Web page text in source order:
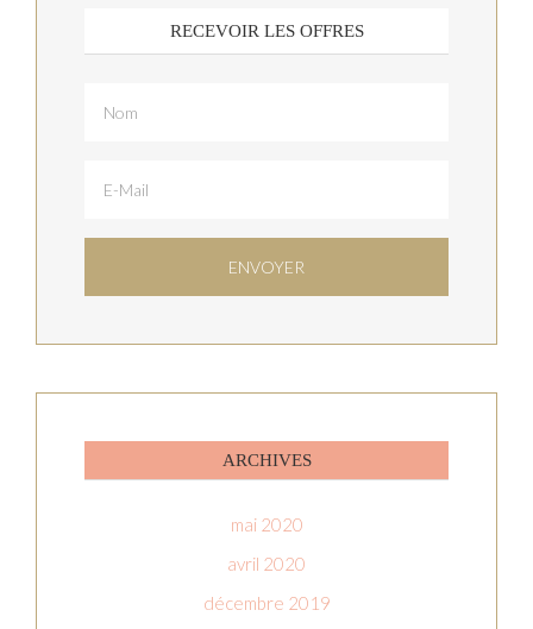
RECEVOIR LES OFFRES
ARCHIVES
mai 2020
avril 2020
décembre 2019